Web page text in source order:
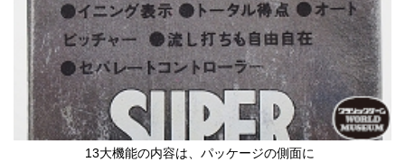
13大機能の内容は、パッケージの側面に